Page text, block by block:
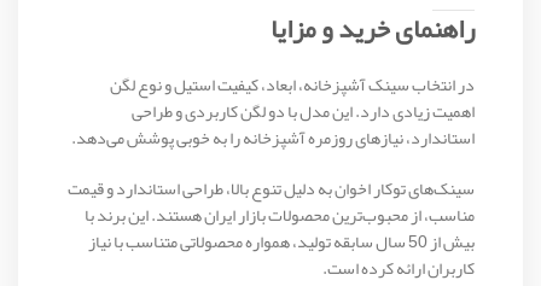
راهنمای خرید و مزایا
در انتخاب سینک آشپزخانه، ابعاد، کیفیت استیل و نوع لگن
اهمیت زیادی دارد. این مدل با دو لگن کاربردی و طراحی
استاندارد، نیازهای روزمره آشپزخانه را به خوبی پوشش می‌دهد.
سینک‌های توکار اخوان به دلیل تنوع بالا، طراحی استاندارد و قیمت
مناسب، از محبوب‌ترین محصولات بازار ایران هستند. این برند با
بیش از 50 سال سابقه تولید، همواره محصولاتی متناسب با نیاز
کاربران ارائه کرده است.